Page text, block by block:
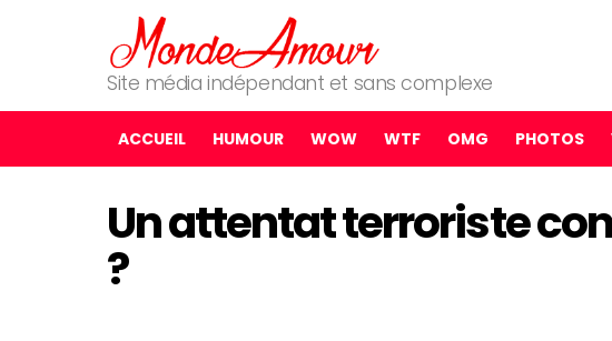
Site média indépendant et sans complexe
ACCUEIL HUMOUR WOW WTF OMG PHOTOS
Un attentat terroriste
?